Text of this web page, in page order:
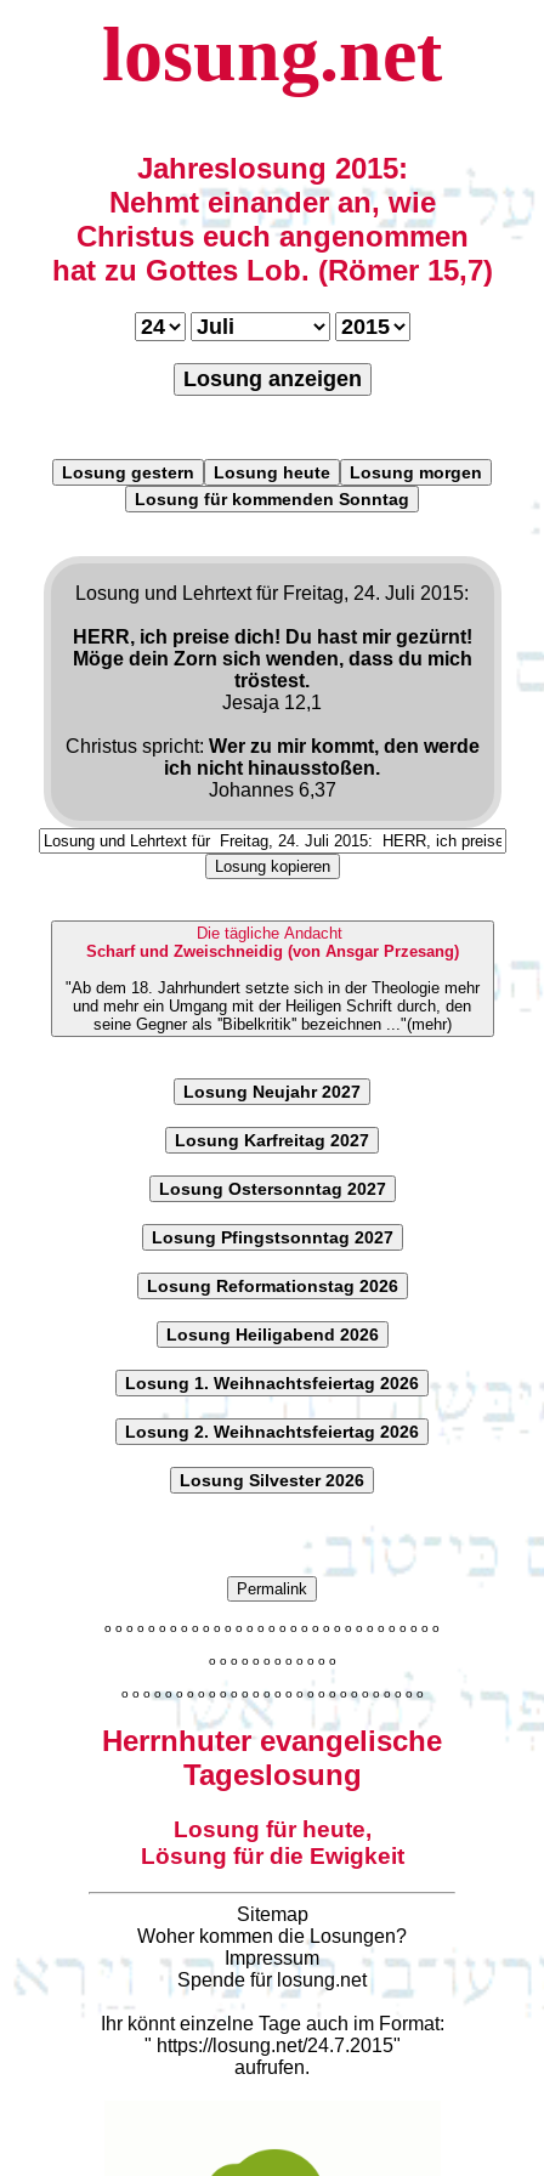
losung.net
Jahreslosung 2015:
Nehmt einander an, wie
Christus euch angenommen
hat zu Gottes Lob. (Römer 15,7)
Losung anzeigen
Losung gestern Losung heute
Losung morgen
Losung für kommenden Sonntag
Losung und Lehrtext für Freitag, 24. Juli 2015:
HERR, ich preise dich! Du hast mir gezürnt!
Möge dein Zorn sich wenden, dass du mich
tröstest.
Jesaja 12,1
Christus spricht: Wer zu mir kommt, den werde
ich nicht hinausstoßen.
Johannes 6,37
Losung kopieren
Die tägliche Andacht
Scharf und Zweischneidig (von Ansgar Przesang)
"Ab dem 18. Jahrhundert setzte sich in der Theologie mehr
und mehr ein Umgang mit der Heiligen Schrift durch, den
seine Gegner als ''Bibelkritik'' bezeichnen ..."(mehr)
Losung Neujahr 2027
Losung Karfreitag 2027
Losung Ostersonntag 2027
Losung Pfingstsonntag 2027
Losung Reformationstag 2026
Losung Heiligabend 2026
Losung 1. Weihnachtsfeiertag 2026
Losung 2. Weihnachtsfeiertag 2026
Losung Silvester 2026
Permalink
o o o o o o o o o o o o o o o o o o o o o o o o o o o o o o o
o o o o o o o o o o o o
o o o o o o o o o o o o o o o o o o o o o o o o o o o o
Herrnhuter evangelische
Tageslosung
Losung für heute,
Lösung für die Ewigkeit
Sitemap
Woher kommen die Losungen?
Impressum
Spende für losung.net
Ihr könnt einzelne Tage auch im Format:
" https://losung.net/24.7.2015"
aufrufen.